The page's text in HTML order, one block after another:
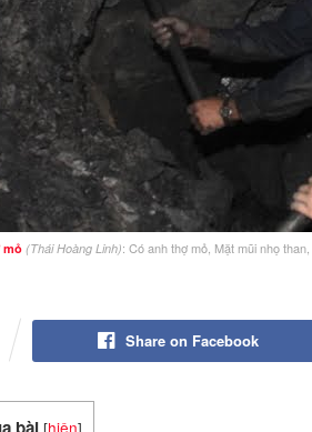
mỏ (Thái Hoàng Linh): Có anh thợ mỏ, Mặt mũi nhọ
Share on Facebook
[hiện]